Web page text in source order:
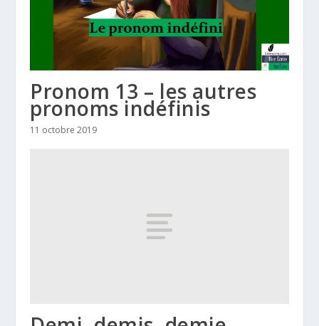
Pronom 13 – les autres
pronoms indéfinis
11 octobre 2019